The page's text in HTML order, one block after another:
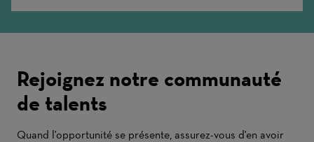
Rejoignez notre communauté
de talents
Quand l'opportunité se présente, assurez-vous d'en avoir